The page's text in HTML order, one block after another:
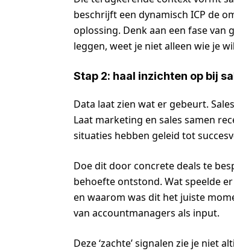
beschrijft een dynamisch ICP de
oplossing. Denk aan een fase
leggen, weet je niet alleen wie je
Stap 2: haal inzichten op bij
Data laat zien wat er gebeurt.
Laat marketing en sales samen
situaties hebben geleid tot
Doe dit door concrete deals te
behoefte ontstond. Wat speelde
en waarom was dit het juiste
van accountmanagers als input.
Deze ‘zachte’ signalen zie je niet